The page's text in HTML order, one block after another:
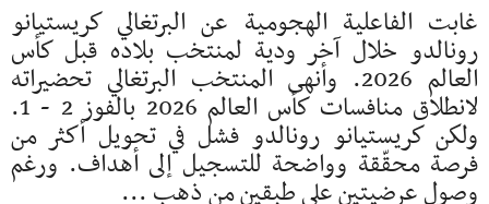
غابت الفاعلية الهجومية عن البرتغالي كريستيانو
رونالدو خلال آخر ودية لمنتخب بلاده قبل كأس
العالم 2026. وأنهى المنتخب البرتغالي تحضيراته
لانطلاق منافسات كأس العالم 2026 بالفوز 2 - 1.
ولكن كريستيانو رونالدو فشل في تحويل أكثر من
فرصة محقّقة وواضحة للتسجيل إلى أهداف. ورغم
وصول عرضيتين على طبقين من ذهب ...